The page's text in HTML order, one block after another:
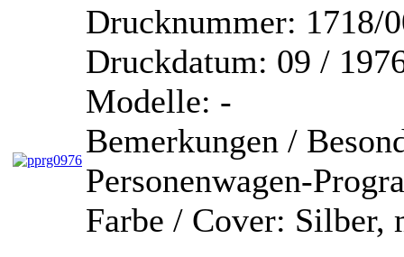
Drucknummer: 1718/
Druckdatum: 09 /
Modelle: -
Bemerkungen /
Personenwagen-
Farbe / Cover: Silber,